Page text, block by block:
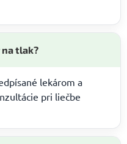
na tlak?
lekárom a
pri liečbe